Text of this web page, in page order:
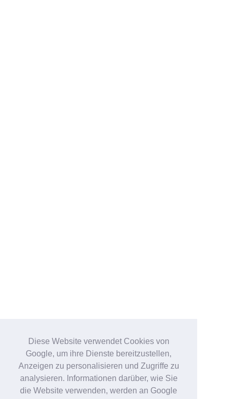
Diese Website verwendet Cookies von
Google, um ihre Dienste bereitzustellen,
Anzeigen zu personalisieren und Zugriffe zu
analysieren. Informationen darüber, wie Sie
die Website verwenden, werden an Google